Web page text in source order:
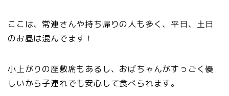
ここは、常連さんや持ち帰りの人も多く、平日、土日
のお昼は混んでます！
小上がりの座敷席もあるし、おばちゃんがすっごく優
しいから子連れでも安心して食べられます。